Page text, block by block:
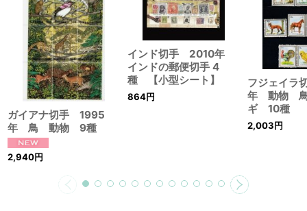
ガイアナ切手 1995
年 鳥 動物 9種
2,940円
インド切手 2010年
インドの郵便切手 4
種 【小型シート】
864円
フジェイ
年 動物
ギ 10種
2,003円